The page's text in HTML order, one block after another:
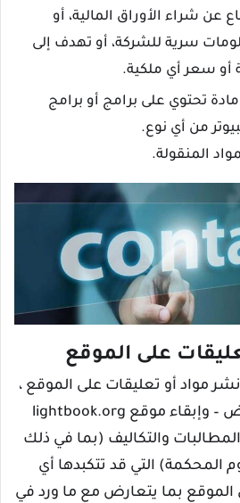
عن شراء الأوراق المالية، أو
سرية للشركة، أو تهدف إلى
أو سعر أي ملكية.
تحتوي على برامج أو برامج
من أي نوع.
المنقولة.
على الموقع
مواد أو تعليقات على الموقع ،
فإنك توافق على تعويض – وإبقاء موقع lightbook.org
والتكاليف (بما في ذلك
المحكمة) التي قد تتكبدها أي
بما يتعارض مع ما ورد في